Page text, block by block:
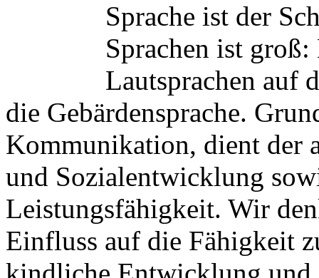
Sprache ist der
Sprachen ist
Lautsprachen auf
die Gebärdensprache.
Kommunikation, dient der
und Sozialentwicklung
Leistungsfähigkeit. Wir
Einfluss auf die Fähigkeit